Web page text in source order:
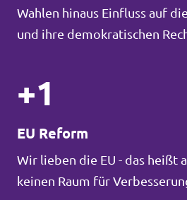
Wahlen hinaus Einfluss auf
und ihre demokratischen
+1
EU Reform
Wir lieben die EU - das heißt
keinen Raum für